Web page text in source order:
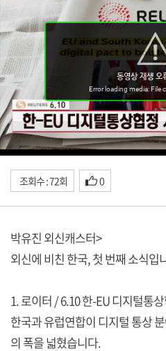
조회수 : 72회 0
박유진 외신캐스터>
외신에 비친 한국, 첫 번째 소식입
1. 로이터 / 6.10 한-EU 디지털통
한국과 유럽연합이 디지털 통상
의 폭을 넓혔습니다.